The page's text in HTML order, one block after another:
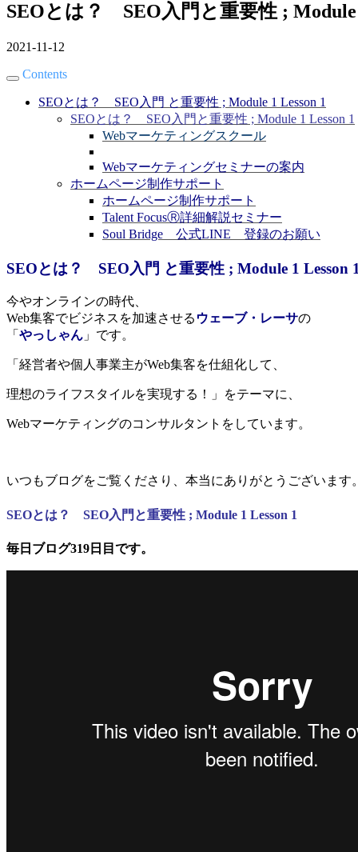
SEOとは？ SEO入門と重要性 ; Module
2021-11-12
Contents
SEOとは？ SEO入門 と重要性 ; Module 1 Lesson 1
SEOとは？ SEO入門と重要性 ; Module 1 Lesson 1
Webマーケティングスクール
Webマーケティングセミナーの案内
ホームページ制作サポート
ホームページ制作サポート
Talent FocusⓇ詳細解説セミナー
Soul Bridge 公式LINE 登録のお願い
SEOとは？ SEO入門 と重要性 ; Module 1 Lesson
今やオンラインの時代、
Web集客でビジネスを加速させる ウェーブ・レーサの
「 やっしゃん 」です。
「経営者や個人事業主がWeb集客を仕組化して、
理想のライフスタイルを実現する！」をテーマに、
Webマーケティングのコンサルタントをしています。
いつもブログをご覧くださり、本当にありがとうございます
SEOとは？ SEO入門と重要性 ; Module 1 Lesson 1
毎日ブログ319日目です。